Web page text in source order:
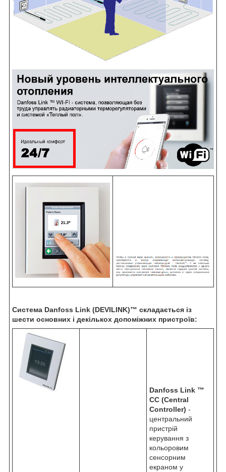
Cистема Danfoss Link (DEVILINK)™ складається із
шести основних і декількох допоміжних пристроїв:
Danfoss Link ™
СС (Central
Controller) -
центральний
пристрій
керування з
кольоровим
сенсорним
екраном у